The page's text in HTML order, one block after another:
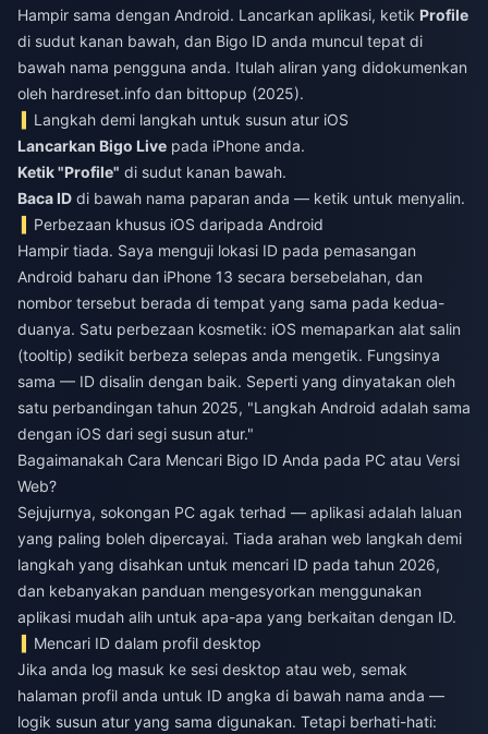
Hampir sama dengan Android. Lancarkan aplikasi, ketik Profile
di sudut kanan bawah, dan Bigo ID anda muncul tepat di
bawah nama pengguna anda. Itulah aliran yang didokumenkan
oleh hardreset.info dan bittopup (2025).
Langkah demi langkah untuk susun atur iOS
Lancarkan Bigo Live pada iPhone anda.
Ketik "Profile" di sudut kanan bawah.
Baca ID di bawah nama paparan anda — ketik untuk menyalin.
Perbezaan khusus iOS daripada Android
Hampir tiada. Saya menguji lokasi ID pada pemasangan
Android baharu dan iPhone 13 secara bersebelahan, dan
nombor tersebut berada di tempat yang sama pada kedua-
duanya. Satu perbezaan kosmetik: iOS memaparkan alat salin
(tooltip) sedikit berbeza selepas anda mengetik. Fungsinya
sama — ID disalin dengan baik. Seperti yang dinyatakan oleh
satu perbandingan tahun 2025, "Langkah Android adalah sama
dengan iOS dari segi susun atur."
Bagaimanakah Cara Mencari Bigo ID Anda pada PC atau Versi
Web?
Sejujurnya, sokongan PC agak terhad — aplikasi adalah laluan
yang paling boleh dipercayai. Tiada arahan web langkah demi
langkah yang disahkan untuk mencari ID pada tahun 2026,
dan kebanyakan panduan mengesyorkan menggunakan
aplikasi mudah alih untuk apa-apa yang berkaitan dengan ID.
Mencari ID dalam profil desktop
Jika anda log masuk ke sesi desktop atau web, semak
halaman profil anda untuk ID angka di bawah nama anda —
logik susun atur yang sama digunakan. Tetapi berhati-hati: